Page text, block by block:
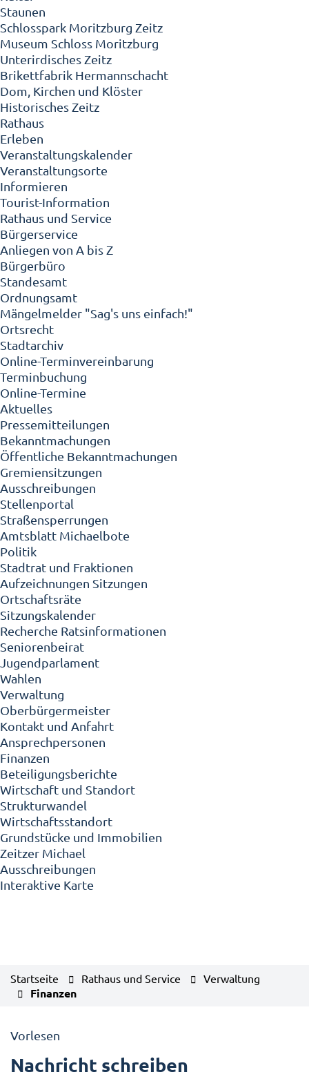
Staunen
Schlosspark Moritzburg Zeitz
Museum Schloss Moritzburg
Unterirdisches Zeitz
Brikettfabrik Hermannschacht
Dom, Kirchen und Klöster
Historisches Zeitz
Rathaus
Erleben
Veranstaltungskalender
Veranstaltungsorte
Informieren
Tourist-Information
Rathaus und Service
Bürgerservice
Anliegen von A bis Z
Bürgerbüro
Standesamt
Ordnungsamt
Mängelmelder "Sag's uns einfach!"
Ortsrecht
Stadtarchiv
Online-Terminvereinbarung
Terminbuchung
Online-Termine
Aktuelles
Pressemitteilungen
Bekanntmachungen
Öffentliche Bekanntmachungen
Gremiensitzungen
Ausschreibungen
Stellenportal
Straßensperrungen
Amtsblatt Michaelbote
Politik
Stadtrat und Fraktionen
Aufzeichnungen Sitzungen
Ortschaftsräte
Sitzungskalender
Recherche Ratsinformationen
Seniorenbeirat
Jugendparlament
Wahlen
Verwaltung
Oberbürgermeister
Kontakt und Anfahrt
Ansprechpersonen
Finanzen
Beteiligungsberichte
Wirtschaft und Standort
Strukturwandel
Wirtschaftsstandort
Grundstücke und Immobilien
Zeitzer Michael
Ausschreibungen
Interaktive Karte
Startseite Rathaus und Service Verwaltung
Finanzen
Vorlesen
Nachricht schreiben